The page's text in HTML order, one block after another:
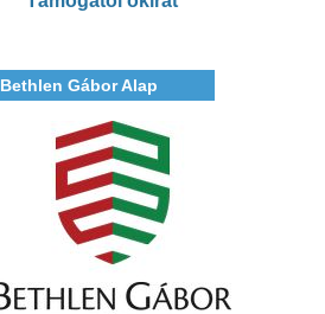
Bethlen Gábor Alap